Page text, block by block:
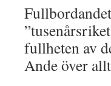
fullheten av
Ande över